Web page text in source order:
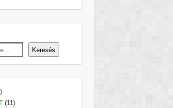
Keresés
14
termék
1111